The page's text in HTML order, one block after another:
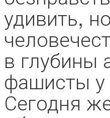
удивить,
в глубины
фашисты у
Сегодня